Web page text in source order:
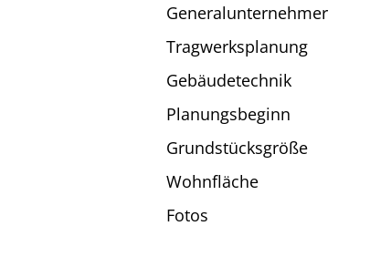
Generalunternehmer
Tragwerksplanung
Gebäudetechnik
Planungsbeginn
Grundstücksgröße
Wohnfläche
Fotos